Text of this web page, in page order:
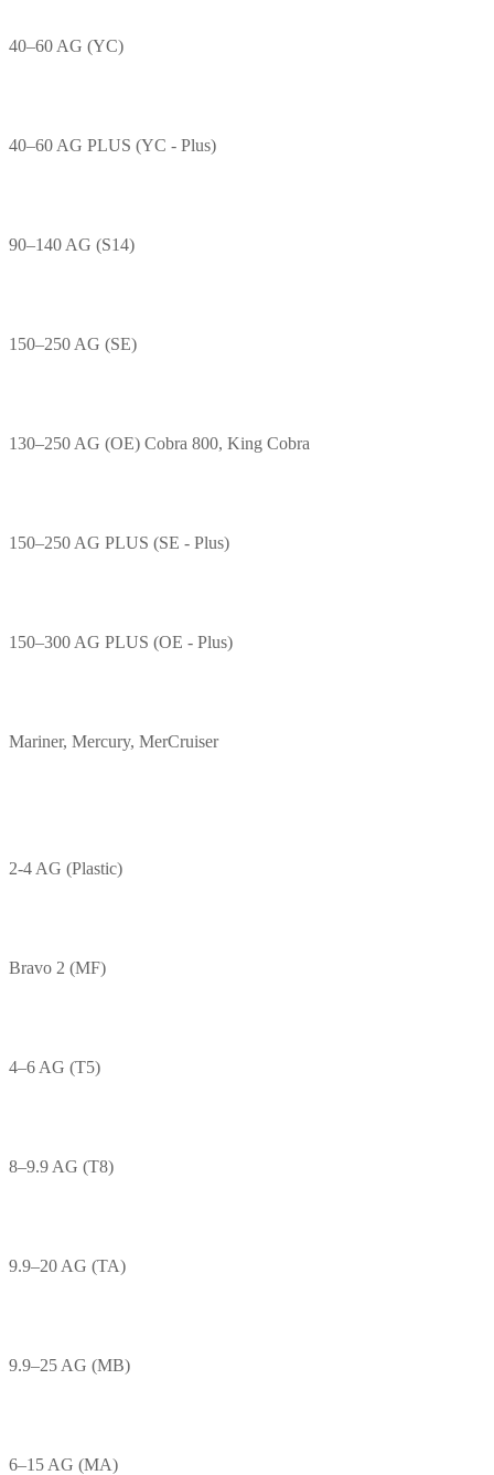
40–60 AG (YC)
40–60 AG PLUS (YC - Plus)
90–140 AG (S14)
150–250 AG (SE)
130–250 AG (OE) Cobra 800, King Cobra
150–250 AG PLUS (SE - Plus)
150–300 AG PLUS (OE - Plus)
Mariner, Mercury, MerCruiser
2-4 AG (Plastic)
Bravo 2 (MF)
4–6 AG (T5)
8–9.9 AG (T8)
9.9–20 AG (TA)
9.9–25 AG (MB)
6–15 AG (MA)